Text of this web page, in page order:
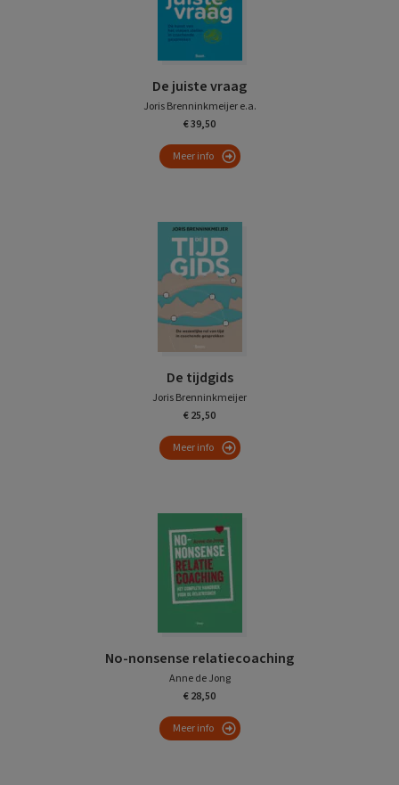
De juiste vraag
Joris Brenninkmeijer e.a.
€ 39,50
Meer info
De tijdgids
Joris Brenninkmeijer
€ 25,50
Meer info
No-nonsense relatiecoaching
Anne de Jong
€ 28,50
Meer info